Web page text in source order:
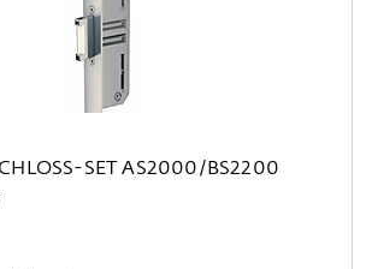
SET AS2000/BS2200